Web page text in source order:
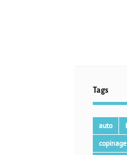
Tags
auto
copinage